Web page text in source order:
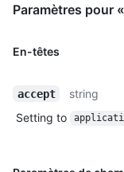
Paramètres pour
En-têtes
accept
string
Setting to